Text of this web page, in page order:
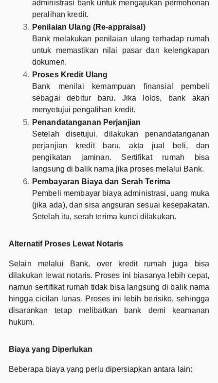
administrasi bank untuk mengajukan permohonan
peralihan kredit.
Penilaian Ulang (Re-appraisal)
Bank melakukan penilaian ulang terhadap rumah
untuk memastikan nilai pasar dan kelengkapan
dokumen.
Proses Kredit Ulang
Bank menilai kemampuan finansial pembeli
sebagai debitur baru. Jika lolos, bank akan
menyetujui pengalihan kredit.
Penandatanganan Perjanjian
Setelah disetujui, dilakukan penandatanganan
perjanjian kredit baru, akta jual beli, dan
pengikatan jaminan. Sertifikat rumah bisa
langsung di balik nama jika proses melalui Bank.
Pembayaran Biaya dan Serah Terima
Pembeli membayar biaya administrasi, uang muka
(jika ada), dan sisa angsuran sesuai kesepakatan.
Setelah itu, serah terima kunci dilakukan.
Alternatif Proses Lewat Notaris
Selain melalui Bank, over kredit rumah juga bisa
dilakukan lewat notaris. Proses ini biasanya lebih cepat,
namun sertifikat rumah tidak bisa langsung di balik nama
hingga cicilan lunas. Proses ini lebih berisiko, sehingga
disarankan tetap melibatkan bank demi keamanan
hukum.
Biaya yang Diperlukan
Beberapa biaya yang perlu dipersiapkan antara lain: